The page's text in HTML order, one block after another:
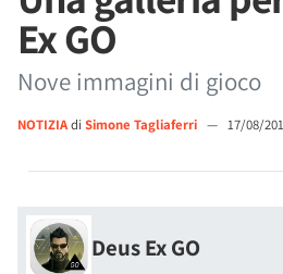
Ex GO
Nove immagini di gioco
NOTIZIAdi Simone Tagliaferri — 17/08/
Deus Ex GO